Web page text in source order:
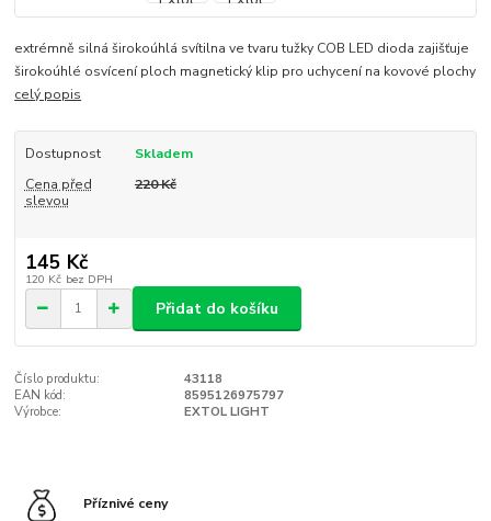
extrémně silná širokoúhlá svítilna ve tvaru tužky COB LED dioda zajišťuje
širokoúhlé osvícení ploch magnetický klip pro uchycení na kovové plochy
celý popis
Dostupnost
Skladem
Cena před
slevou
220 Kč
145 Kč
120 Kč bez DPH
Přidat do košíku
Číslo produktu:
43118
EAN kód:
8595126975797
Výrobce:
EXTOL LIGHT
Příznivé ceny